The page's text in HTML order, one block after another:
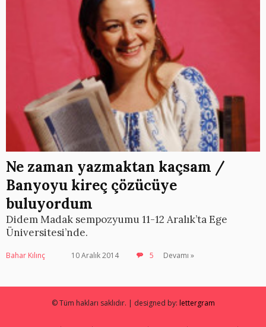
Ne zaman yazmaktan kaçsam /
Banyoyu kireç çözücüye
buluyordum
Didem Madak sempozyumu 11-12 Aralık’ta Ege
Üniversitesi’nde.
Bahar Kılınç 10 Aralık 2014 5 Devamı »
© Tüm hakları saklıdır. | designed by: lettergram